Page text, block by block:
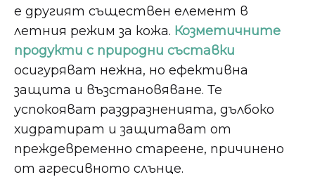
е другият съществен елемент в
летния режим за кожа. Козметичните
продукти с природни съставки
осигуряват нежна, но ефективна
защита и възстановяване. Те
успокояват раздразненията, дълбоко
хидратират и защитават от
преждевременно стареене, причинено
от агресивното слънце.